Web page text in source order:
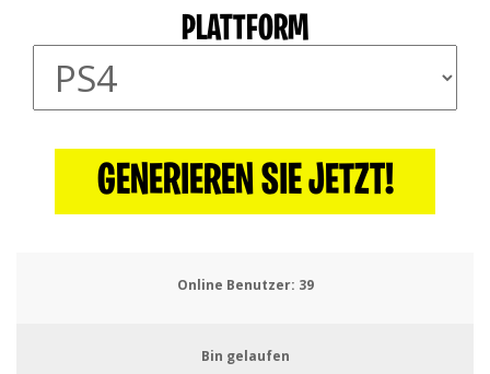
PLATTFORM
GENERIEREN SIE JETZT!
Online Benutzer: 39
Bin gelaufen